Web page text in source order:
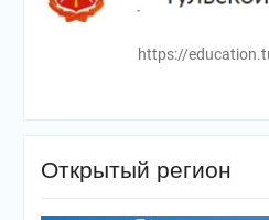
https://
Открытый регион